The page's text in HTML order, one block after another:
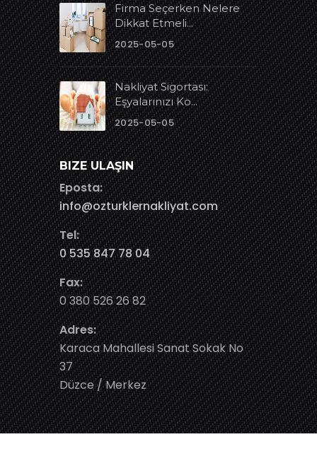
Firma Seçerken Nelere
Dikkat Etmeli...
2025-05-05
Nakliyat Sigortası:
Eşyalarınızı Ko...
2025-05-05
BIZE ULAŞIN
Eposta:
info@ozturklernakliyat.com
Tel:
0 535 847 78 04
Fax:
0 380 526 26 82
Adres:
Karaca Mahallesi Sanat Sokak No
37
Düzce / Merkez